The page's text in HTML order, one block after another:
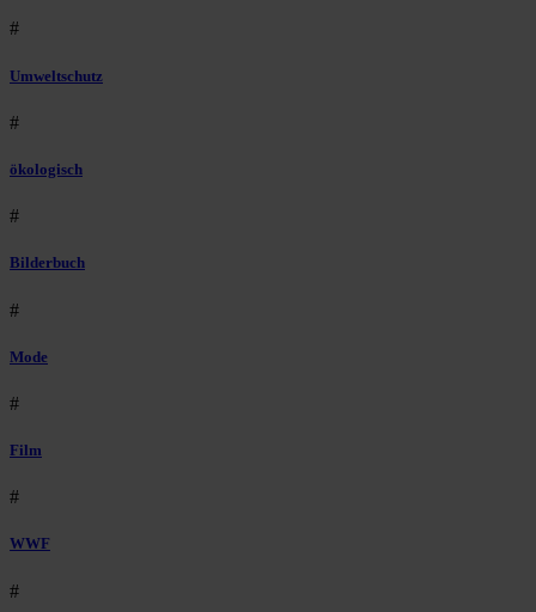
#
Umweltschutz
#
ökologisch
#
Bilderbuch
#
Mode
#
Film
#
WWF
#